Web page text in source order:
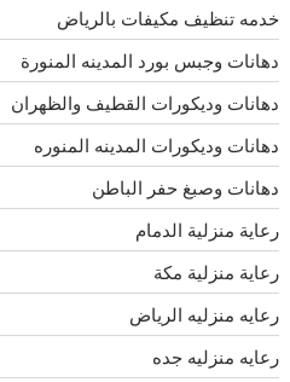
خدمه تنظيف مكيفات بالرياض
دهانات وجبس بورد المدينه المنورة
دهانات وديكورات القطيف والظهران
دهانات وديكورات المدينه المنوره
دهانات وصبغ حفر الباطن
رعاية منزلية الدمام
رعاية منزلية مكة
رعايه منزليه الرياض
رعايه منزليه جده